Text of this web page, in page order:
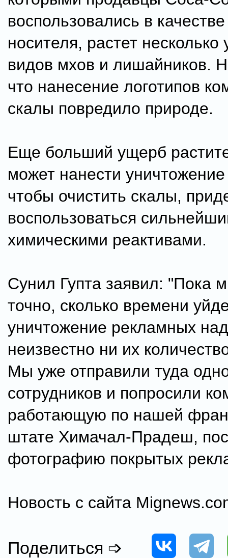
воспользовались в
носителя, растет несколько
видов мхов и лишайников.
что нанесение логотипов
скалы повредило природе.
Еще больший ущерб
может нанести
чтобы очистить скалы,
воспользоваться
химическими реактивами.
Сунил Гупта заявил: "Пока
точно, сколько времени
уничтожение рекламных
неизвестно ни их
Мы уже отправили туда
сотрудников и попросили
работающую по нашей
штате Химачал-Прадеш,
фотографию покрытых
Новость с сайта
Поделиться ➩